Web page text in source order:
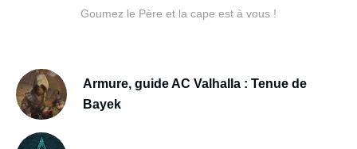
Goumez le Père et la cape est à vous !
Armure, guide AC Valhalla : Tenue de
Bayek